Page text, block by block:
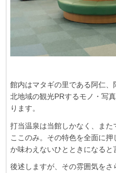
館内はマタギの里である阿仁
北地域の観光PRするモノ・写
ります。
打当温泉は当館しかなく、ま
ここのみ。その特色を全面に
か味わえないひとときになると
後述しますが、その雰囲気を